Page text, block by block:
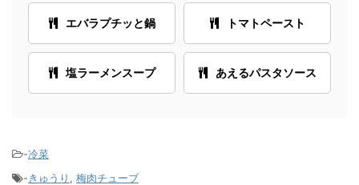
エバラプチッと鍋 トマトペースト
塩ラーメンスープ あえるパスタソース
-冷菜
-きゅうり , 梅肉チューブ